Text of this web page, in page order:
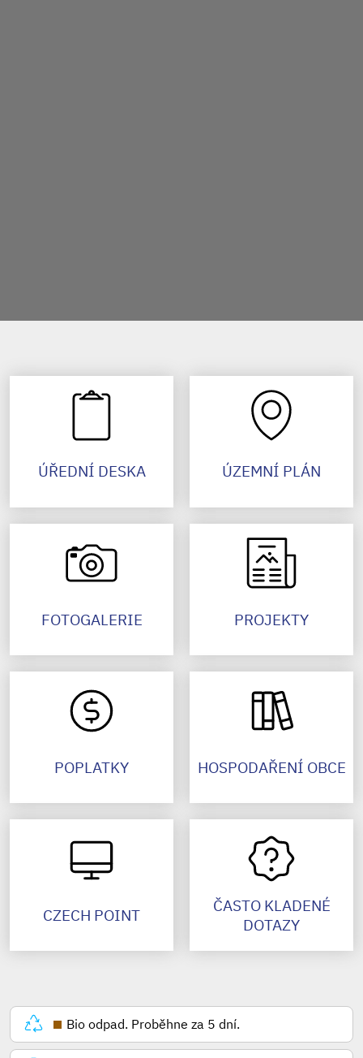
ÚŘEDNÍ DESKA ÚZEMNÍ PLÁN
FOTOGALERIE PROJEKTY
POPLATKY HOSPODAŘENÍ OBCE
CZECH POINT
ČASTO KLADENÉ
DOTAZY
Bio odpad. Proběhne za 5 dní.